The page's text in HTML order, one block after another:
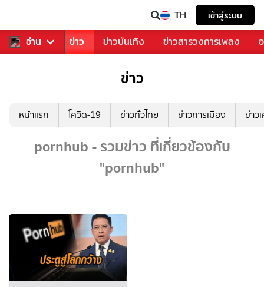
TH เข้าสู่ระบบ
อ่าน
คุณ กีฬา ข่าว ข่าวบันเทิง ข่าวสารวงการเพลง
ข่าว
หน้าแรก โควิด-19 ข่าวทั่วไทย ข่าวการเมือง ข่าว
pornhub - รวมข่าว ที่เกี่ยวข้องกับ
"pornhub"